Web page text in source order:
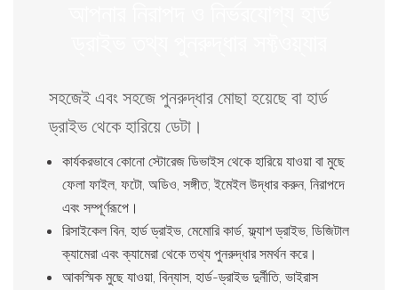
সহজেই এবং সহজে পুনরুদ্ধার মোছা হয়েছে বা হার্ড
ড্রাইভ থেকে হারিয়ে ডেটা।
কার্যকরভাবে কোনো স্টোরেজ ডিভাইস থেকে হারিয়ে যাওয়া বা মুছে
ফেলা ফাইল, ফটো, অডিও, সঙ্গীত, ইমেইল উদ্ধার করুন, নিরাপদে
এবং সম্পূর্ণরূপে।
রিসাইকেল বিন, হার্ড ড্রাইভ, মেমোরি কার্ড, ফ্ল্যাশ ড্রাইভ, ডিজিটাল
ক্যামেরা এবং ক্যামেরা থেকে তথ্য পুনরুদ্ধার সমর্থন করে।
আকস্মিক মুছে যাওয়া, বিন্যাস, হার্ড-ড্রাইভ দুর্নীতি, ভাইরাস